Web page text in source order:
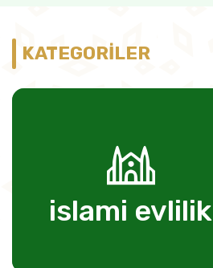
KATEGORİLER
islami evlilik